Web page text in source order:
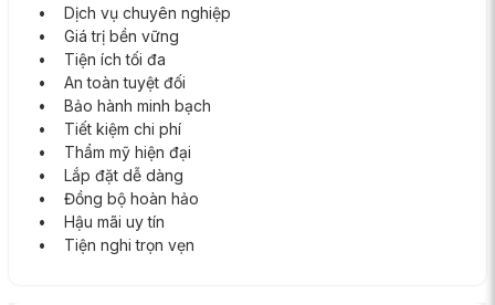
• Dịch vụ chuyên nghiệp
• Giá trị bền vững
• Tiện ích tối đa
• An toàn tuyệt đối
• Bảo hành minh bạch
• Tiết kiệm chi phí
• Thẩm mỹ hiện đại
• Lắp đặt dễ dàng
• Đồng bộ hoàn hảo
• Hậu mãi uy tín
• Tiện nghi trọn vẹn